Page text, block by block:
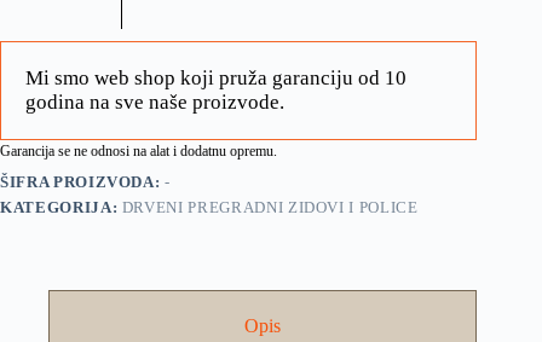
Mi smo web shop koji pruža garanciju od 10
godina na sve naše proizvode.
Garancija se ne odnosi na alat i dodatnu opremu.
ŠIFRA PROIZVODA:-
KATEGORIJA: DRVENI PREGRADNI ZIDOVI I POLICE
Opis